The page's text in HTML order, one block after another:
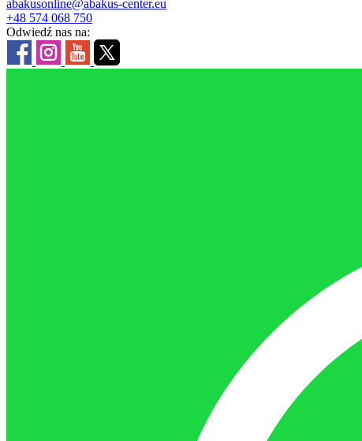
abakusonline@abakus-center.eu
+48 574 068 750
Odwiedź nas na: